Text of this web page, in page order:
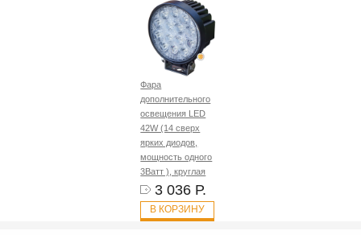
Фара
дополнительного
освещения LED
42W (14 сверх
ярких диодов,
мощность одного
3Ватт ), круглая
3 036 Р.
В КОРЗИНУ